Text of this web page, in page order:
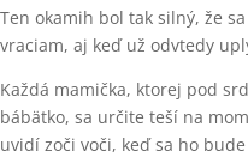
Ten okamih bol tak silný, že
vraciam, aj keď už odvtedy
Každá mamička, ktorej pod
bábätko, sa určite teší na
uvidí zoči voči, keď sa ho